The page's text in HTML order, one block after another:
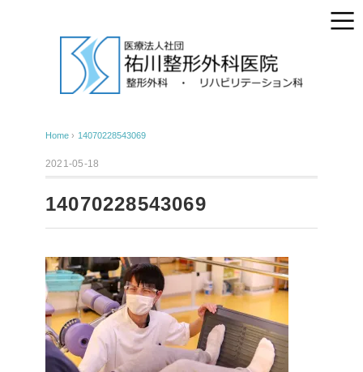
Home › 14070228543069
2021-05-18
14070228543069